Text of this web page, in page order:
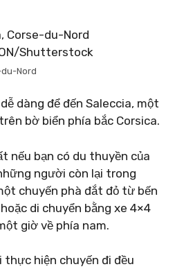
Shutterstock
du-Nord
dàng để đến Saleccia, một
bờ biển phía bắc Corsica.
nếu bạn có du thuyền của
người còn lại trong
chuyến phà đắt đỏ từ bến
di chuyển bằng xe 4×4
giờ về phía nam.
hiện chuyến đi đều